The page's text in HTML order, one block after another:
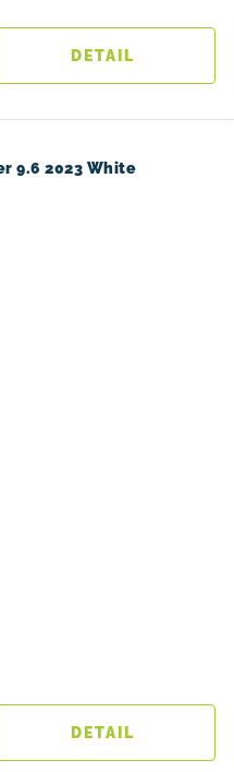
9.6 2023 White